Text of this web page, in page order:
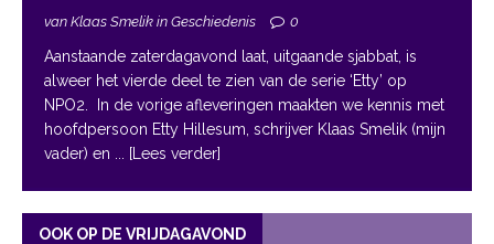
van Klaas Smelik in Geschiedenis 0
Aanstaande zaterdagavond laat, uitgaande sjabbat, is
alweer het vierde deel te zien van de serie ‘Etty’ op
NPO2. In de vorige afleveringen maakten we kennis met
hoofdpersoon Etty Hillesum, schrijver Klaas Smelik (mijn
vader) en
... [Lees verder]
OOK OP DE VRIJDAGAVOND